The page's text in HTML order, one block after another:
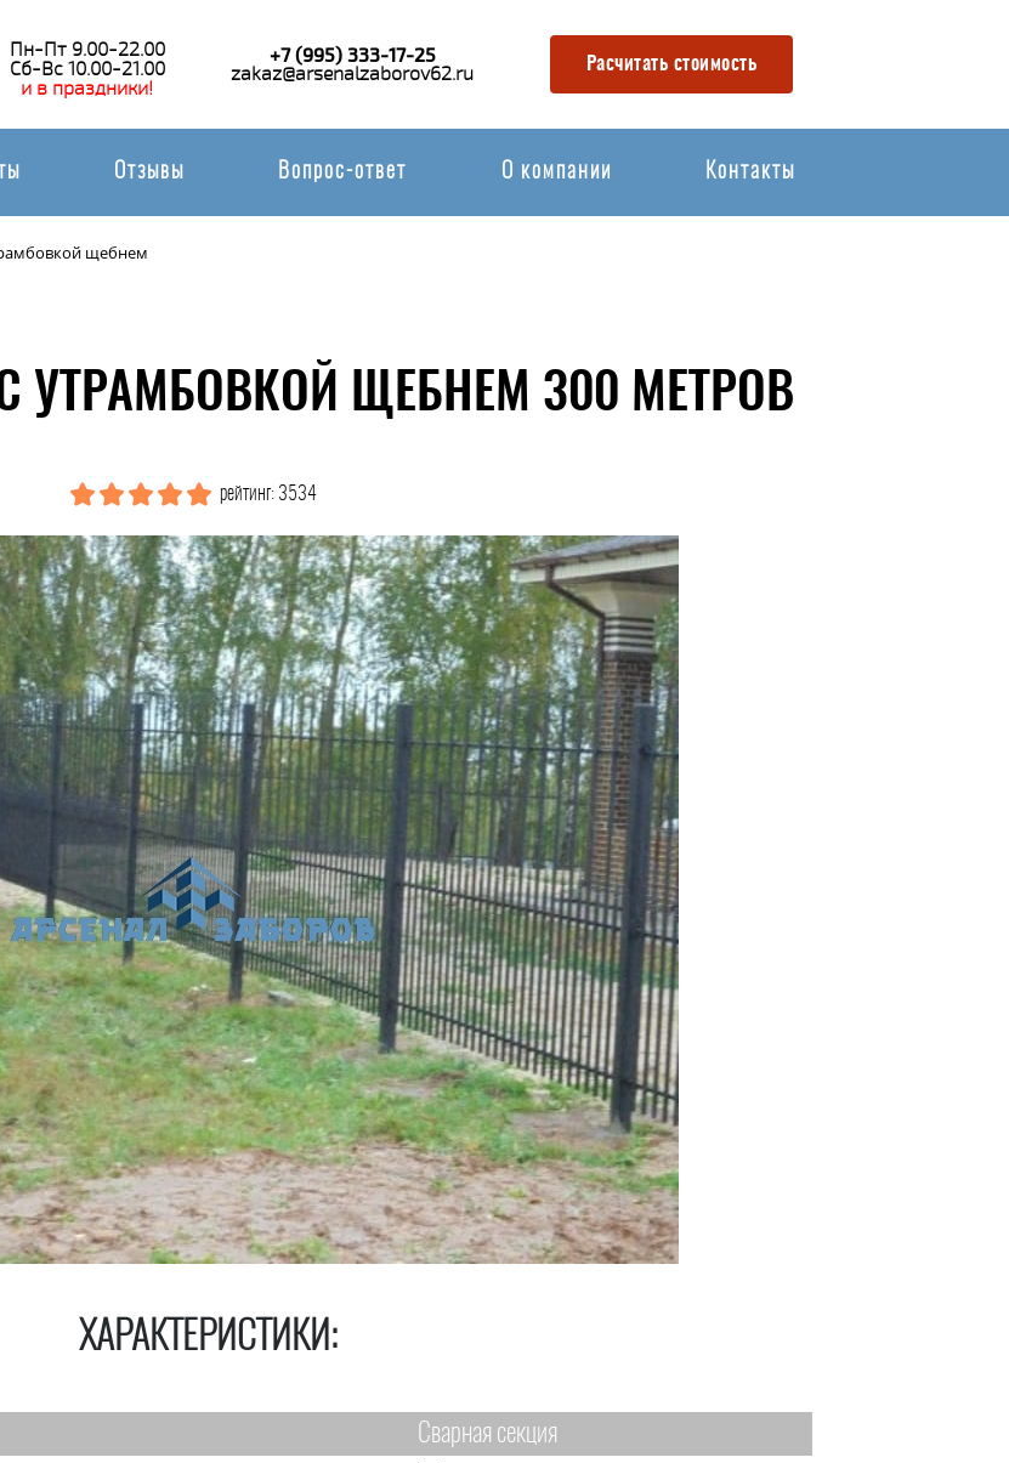
Пн-Пт 9.00-22.00
Сб-Вс 10.00-21.00
и в праздники!
+7 (995) 333-17-25
zakaz@arsenalzaborov62.ru Расчитать стоимость
Отзывы Вопрос-ответ О компании Контакты
щебнем
УТРАМБОВКОЙ ЩЕБНЕМ 300 МЕТРОВ
рейтинг: 3534
ХАРАКТЕРИСТИКИ:
Сварная секция